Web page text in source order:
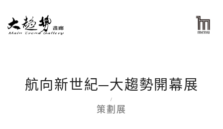
航向新世紀─大趨勢開幕展
/
策劃展